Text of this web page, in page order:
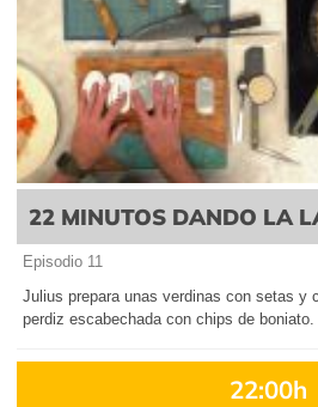
22 MINUTOS DANDO LA
Episodio 11
Julius prepara unas verdinas con setas y
perdiz escabechada con chips de boniato.
22:00h